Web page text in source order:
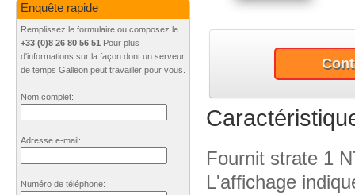
Fournit strate 1
L'affichage
Enquête rapide
Remplissez le formulaire ou composez le
+33 (0)8 26 80 56 51 Pour plus
d'informations sur la façon dont un serveur
de temps Galleon peut travailler pour vous.
Nom complet:
Adresse e-mail:
Numéro de téléphone: